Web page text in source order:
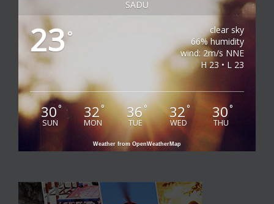
SADU
23°
clear sky
66% humidity
wind: 2m/s NNE
H 23 • L 23
30°
SUN
32°
MON
36°
TUE
32°
WED
30°
THU
Weather from OpenWeatherMap